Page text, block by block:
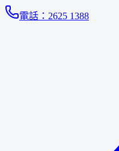
電話： 2625 1388